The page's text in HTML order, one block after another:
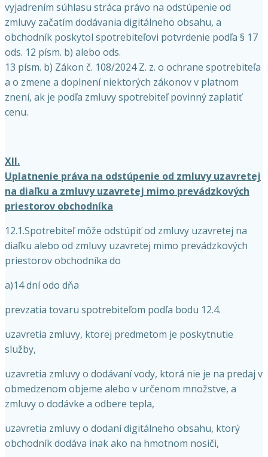
vyjadrením súhlasu stráca právo na odstúpenie od
zmluvy začatím dodávania digitálneho obsahu, a
obchodník poskytol spotrebiteľovi potvrdenie podľa § 17
ods. 12 písm. b) alebo ods.
13 písm. b) Zákon č. 108/2024 Z. z. o ochrane spotrebiteľa
a o zmene a doplnení niektorých zákonov v platnom
znení, ak je podľa zmluvy spotrebiteľ povinný zaplatiť
cenu.
XII.
Uplatnenie práva na odstúpenie od zmluvy uzavretej
na diaľku a zmluvy uzavretej mimo prevádzkových
priestorov obchodníka
12.1.Spotrebiteľ môže odstúpiť od zmluvy uzavretej na
diaľku alebo od zmluvy uzavretej mimo prevádzkových
priestorov obchodníka do
a)14 dní odo dňa
prevzatia tovaru spotrebiteľom podľa bodu 12.4.
uzavretia zmluvy, ktorej predmetom je poskytnutie
služby,
uzavretia zmluvy o dodávaní vody, ktorá nie je na predaj v
obmedzenom objeme alebo v určenom množstve, a
zmluvy o dodávke a odbere tepla,
uzavretia zmluvy o dodaní digitálneho obsahu, ktorý
obchodník dodáva inak ako na hmotnom nosiči,